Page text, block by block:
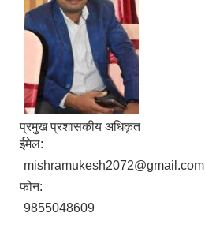
प्रमुख प्रशासकीय अधिकृत
ईमेल:
mishramukesh2072@gmail.com
फोन:
9855048609